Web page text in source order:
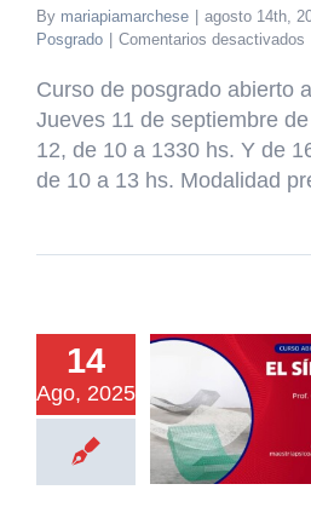
By mariapiamarchese agosto 14th,
Posgrado
Comentarios desactivados
Curso de posgrado abierto
Jueves 11 de septiembre
12, de 10 a 1330 hs. Y de
de 10 a 13 hs. Modalidad
14
Ago, 2025
DE
EL